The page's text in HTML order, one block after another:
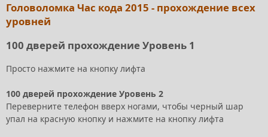
Головоломка Час кода 2015 - прохождение всех
уровней
100 дверей прохождение Уровень 1
Просто нажмите на кнопку лифта
100 дверей прохождение Уровень 2
Переверните телефон вверх ногами, чтобы черный шар
упал на красную кнопку и нажмите на кнопку лифта